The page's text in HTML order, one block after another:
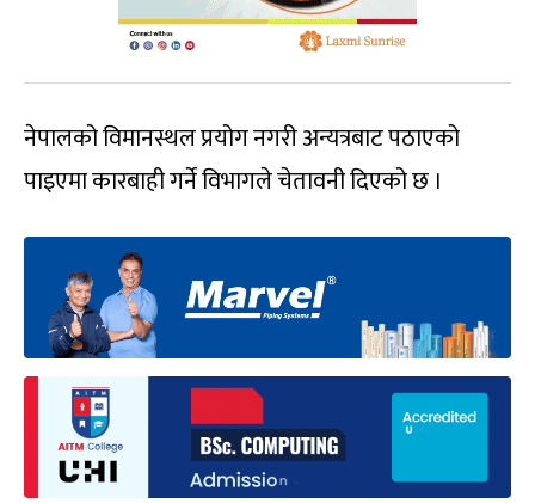
नेपालको विमानस्थल प्रयोग नगरी अन्यत्रबाट पठाएको
पाइएमा कारबाही गर्ने विभागले चेतावनी दिएको छ ।